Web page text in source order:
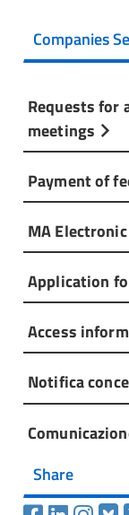
Companies
Requests for
meetings
Payment of
MA
Application
Access
Notifica
Share